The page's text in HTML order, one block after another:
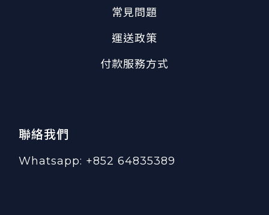
常見問題
運送政策
付款服務方式
聯絡我們
Whatsapp: +852 64835389